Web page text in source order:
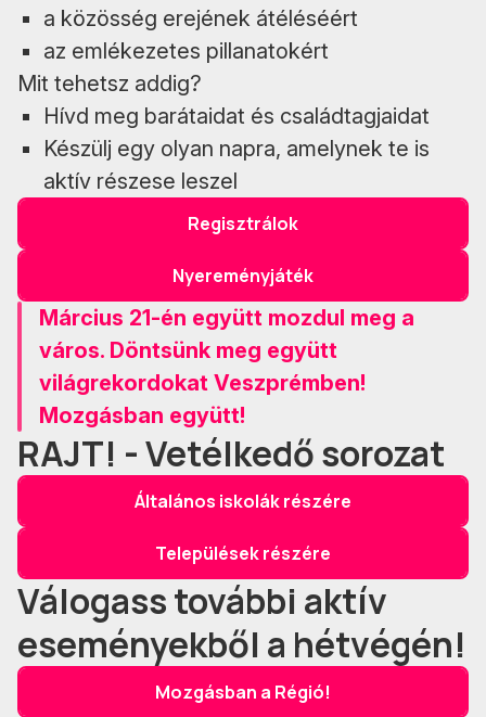
a közösség erejének átéléséért
az emlékezetes pillanatokért
Mit tehetsz addig?
Hívd meg barátaidat és családtagjaidat
Készülj egy olyan napra, amelynek te is
aktív részese leszel
Regisztrálok
Nyereményjáték
Március 21-én együtt mozdul meg a
város. Döntsünk meg együtt
világrekordokat Veszprémben!
Mozgásban együtt!
RAJT! - Vetélkedő sorozat
Általános iskolák részére
Települések részére
Válogass további aktív
eseményekből a hétvégén!
Mozgásban a Régió!